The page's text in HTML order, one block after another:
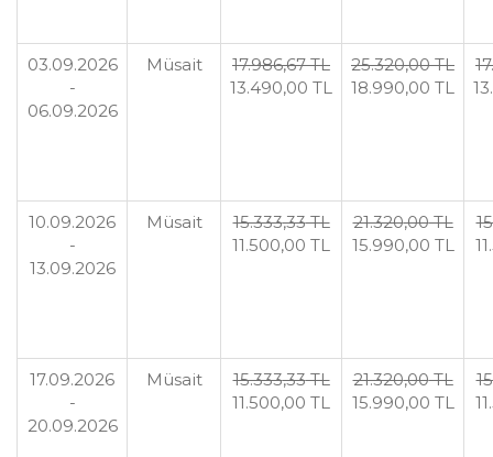
03.09.2026
-
06.09.2026
Müsait 17.986,67TL
13.490,00 TL
25.320,00TL
18.990,00 TL
10.09.2026
-
13.09.2026
Müsait 15.333,33TL
11.500,00 TL
21.320,00TL
15.990,00 TL
17.09.2026
-
20.09.2026
Müsait 15.333,33TL
11.500,00 TL
21.320,00TL
15.990,00 TL